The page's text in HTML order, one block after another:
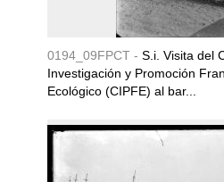
0194_09FPCT - S.i. Visita del
Investigación y Promoción
Ecológico (CIPFE) al bar...